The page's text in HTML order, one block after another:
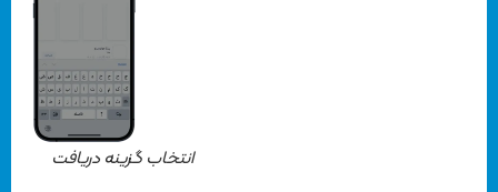
انتخاب گزینه دریافت